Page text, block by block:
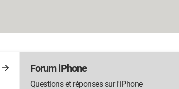
Forum iPhone
Questions et réponses sur l'iPhone